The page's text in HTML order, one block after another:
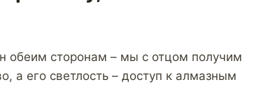
обеим сторонам – мы с отцом получим
а его светлость – доступ к алмазным